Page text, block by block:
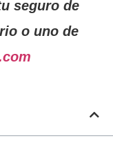
seguro de
o uno de